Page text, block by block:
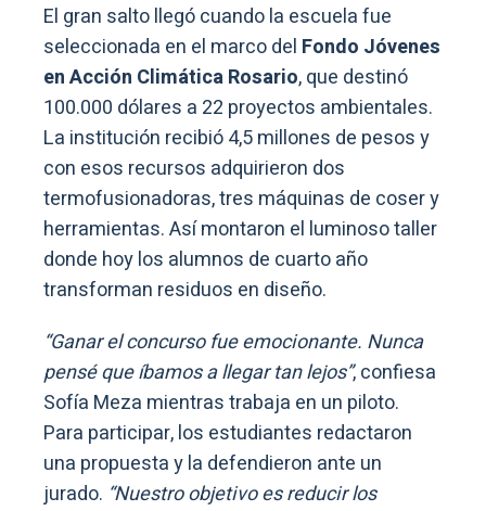
El gran salto llegó cuando la escuela fue
seleccionada en el marco del Fondo Jóvenes
en Acción Climática Rosario, que destinó
100.000 dólares a 22 proyectos ambientales.
La institución recibió 4,5 millones de pesos y
con esos recursos adquirieron dos
termofusionadoras, tres máquinas de coser y
herramientas. Así montaron el luminoso taller
donde hoy los alumnos de cuarto año
transforman residuos en diseño.
“Ganar el concurso fue emocionante. Nunca
pensé que íbamos a llegar tan lejos”, confiesa
Sofía Meza mientras trabaja en un piloto.
Para participar, los estudiantes redactaron
una propuesta y la defendieron ante un
jurado. “Nuestro objetivo es reducir los